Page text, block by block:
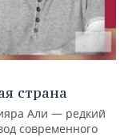
страна
Али — редкий
современного